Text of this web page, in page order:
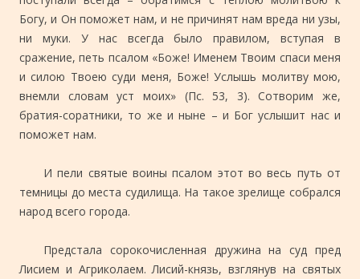
Богу, и Он поможет нам, и не причинят нам вреда ни узы,
ни муки. У нас всегда было правилом, вступая в
сражение, петь псалом «Боже! Именем Твоим спаси меня
и силою Твоею суди меня, Боже! Услышь молитву мою,
внемли словам уст моих» (Пс. 53, 3). Сотворим же,
братия-соратники, то же и ныне – и Бог услышит нас и
поможет нам.
И пели святые воины псалом этот во весь путь от
темницы до места судилища. На такое зрелище собрался
народ всего города.
Предстала сорокочисленная дружина на суд пред
Лисием и Агриколаем. Лисий-князь, взглянув на святых